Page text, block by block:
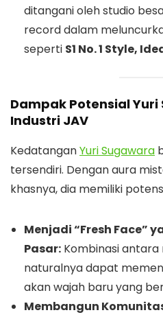
ditangani oleh studio
record dalam
seperti S1 No. 1 Style,
Dampak Potensial
Industri JAV
KedatanganYuri Sugawara
tersendiri. Dengan aura
khasnya, dia memiliki
Menjadi “Fresh Face”
Pasar: Kombinasi
naturalnya dapat
akan wajah baru yang
Membangun